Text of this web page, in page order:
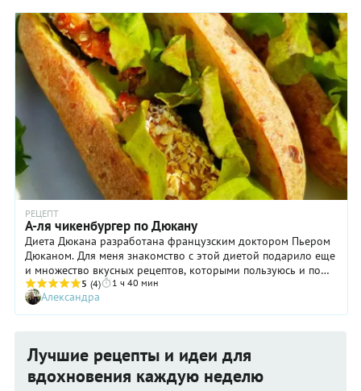
переименовано французами в Lorraine. А само слово «киш»
произошло от немецкого kuchen — «пирог». О том, каким
должен быть классический киш лорен, дискуссии ведутся до
сих пор. Да и что считать классикой? Когда-то, несколько
веков назад, лотарингский пирог пекли из обычного
хлебного теста, и никакого бекона в нем не было. Он
появился в начинке пирога только в XIX веке. А сыр и лук,
например, стали добавлять только в XX веке. Пуристы
скажут, что если в кише, кроме бекона и заливки, есть что-то
типа жареного лука или сыра, то это уже не киш лорен. А что
насчет теста? В идеале оно должно быть песочным, но
многие специалисты высказываются за слоеное. Пока они
спорят, мы предлагаем вам классический киш лорен по
простому рецепту из слоеного теста.
РЕЦЕПТ
А-ля чикенбургер по Дюкану
Диета Дюкана разработана французским доктором Пьером
Дюканом. Для меня знакомство с этой диетой подарило еще
и множество вкусных рецептов, которыми пользуюсь и по
сей день. Один из них - чикенбургер.
5 (4) 1 ч 40 мин
Александра
Лучшие рецепты и идеи для
вдохновения каждую неделю